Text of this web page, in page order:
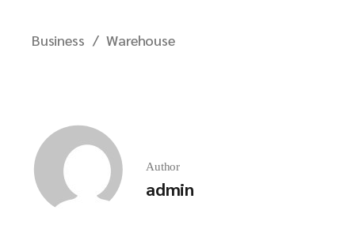
Business Warehouse
Author
admin